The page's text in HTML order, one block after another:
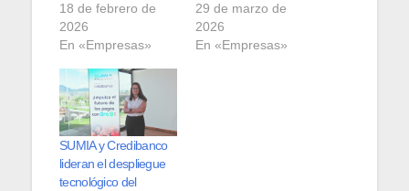
18 de febrero de
2026
En «Empresas»
29 de marzo de
2026
En «Empresas»
SUMIA y Credibanco
lideran el despliegue
tecnológico del